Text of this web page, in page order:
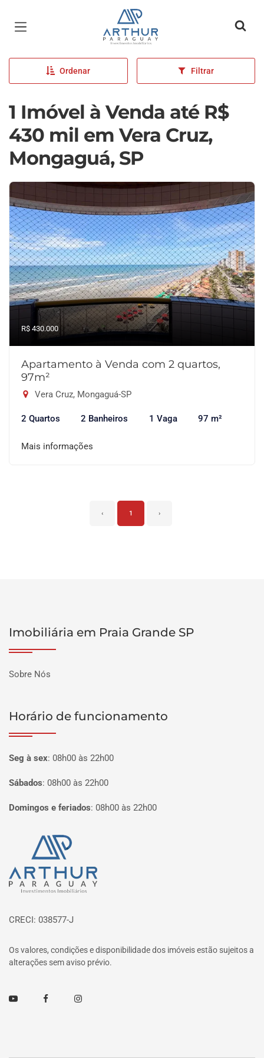
Página inicial
Ordenar Filtrar
1 Imóvel à Venda até R$
430 mil em Vera Cruz,
Mongaguá, SP
R$ 430.000
Apartamento à Venda com 2 quartos,
97m²
Vera Cruz, Mongaguá-SP
2 Quartos 2 Banheiros 1 Vaga 97 m²
Mais informações
‹ 1 ›
Imobiliária em Praia Grande SP
Sobre Nós
Horário de funcionamento
Seg à sex: 08h00 às 22h00
Sábados: 08h00 às 22h00
Domingos e feriados: 08h00 às 22h00
Página inicial
CRECI: 038577-J
Os valores, condições e disponibilidade dos imóveis estão sujeitos a
alterações sem aviso prévio.
Youtube FacebookInstagram